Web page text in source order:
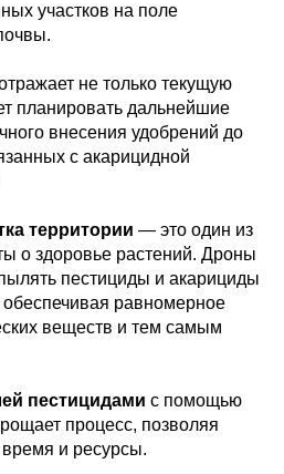
участков на поле
не только текущую
планировать дальнейшие
внесения удобрений до
с акарицидной
территории — это один из
о здоровье растений. Дроны
пестициды и акарициды
равномерное
веществ и тем самым
пестицидами с помощью
процесс, позволяя
и ресурсы.